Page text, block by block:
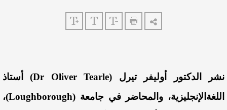
نشر الدكتور أوليفر تيرل (
Dr Oliver Tearle
)
أستاذ
اللغة الإنجليزية، والمحاضر في جامعة (
Loughborough)،